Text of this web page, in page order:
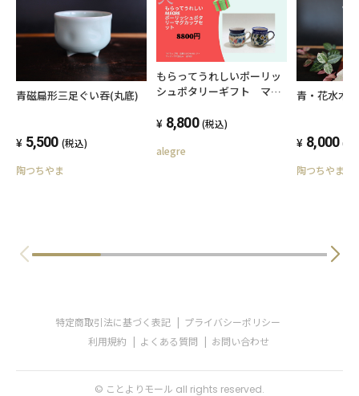
青磁扁形三足ぐい吞(丸底)
5,500 (税込)
陶つちやま
もらってうれしいポーリッ
シュポタリーギフト マグ
8,800 (税込)
alegre
青・花水木
8,000 (税
陶つちやま
特定商取引法に基づく表記
プライバシーポリシー
利用規約
よくある質問 お問い合わせ
© ことよりモール all rights reserved.